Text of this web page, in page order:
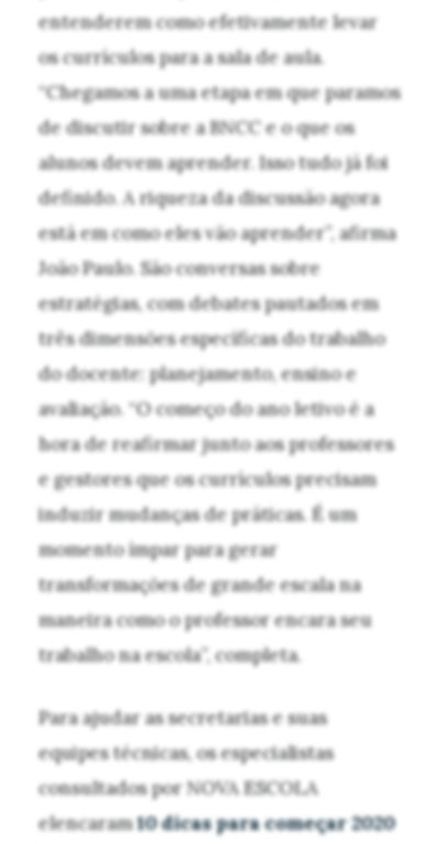
entenderem como efetivamente levar
os currículos para a sala de aula.
“Chegamos a uma etapa em que paramos
de discutir sobre a BNCC e o que os
alunos devem aprender. Isso tudo já foi
definido. A riqueza da discussão agora
está em como eles vão aprender”, afirma
João Paulo. São conversas sobre
estratégias, com debates pautados em
três dimensões específicas do trabalho
do docente: planejamento, ensino e
avaliação. “O começo do ano letivo é a
hora de reafirmar junto aos professores
e gestores que os currículos precisam
induzir mudanças de práticas. É um
momento ímpar para gerar
transformações de grande escala na
maneira como o professor encara seu
trabalho na escola”, completa.
Para ajudar as secretarias e suas
equipes técnicas, os especialistas
consultados por NOVA ESCOLA
elencaram10 dicas para começar 2020